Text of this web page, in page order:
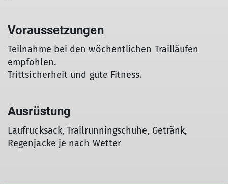
Voraussetzungen
Teilnahme bei den wöchentlichen Trailläufen
empfohlen.
Trittsicherheit und gute Fitness.
Ausrüstung
Laufrucksack, Trailrunningschuhe, Getränk,
Regenjacke je nach Wetter